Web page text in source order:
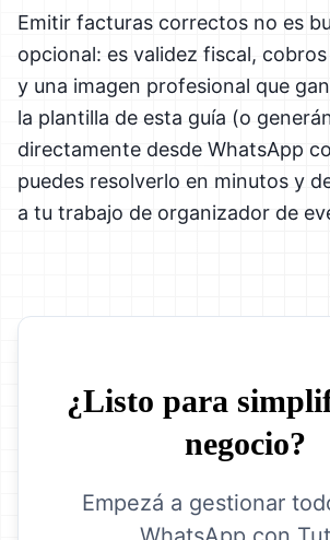
Emitir facturas correctos no es
opcional: es validez fiscal,
y una imagen profesional que
la plantilla de esta guía (o
directamente desde WhatsApp
puedes resolverlo en minutos y
a tu trabajo de organizador de
¿Listo para
negocio?
Empezá a gestionar